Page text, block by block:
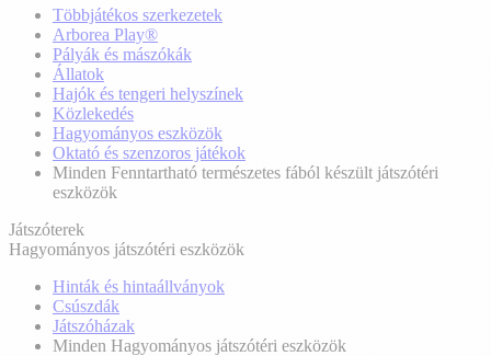
Többjátékos szerkezetek
Arborea Play®
Pályák és mászókák
Állatok
Hajók és tengeri helyszínek
Közlekedés
Hagyományos eszközök
Oktató és szenzoros játékok
Minden Fenntartható természetes fából készült játszótéri
eszközök
Játszóterek
Hagyományos játszótéri eszközök
Hinták és hintaállványok
Csúszdák
Játszóházak
Minden Hagyományos játszótéri eszközök